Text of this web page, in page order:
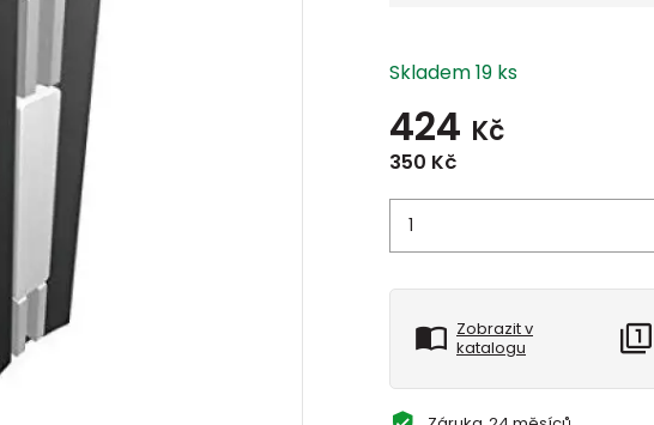
Skladem 19 ks
424 Kč
350 Kč
Zobrazit v
katalogu